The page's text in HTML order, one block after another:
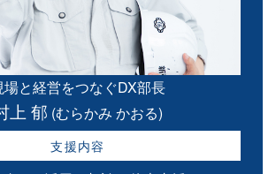
場と経営をつなぐDX部長
上 郁 (むらかみ かおる)
支援内容